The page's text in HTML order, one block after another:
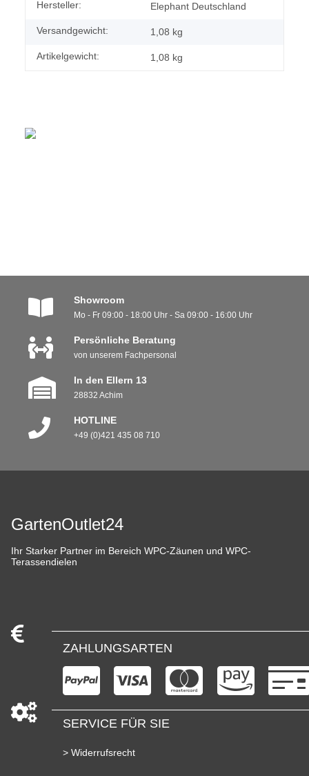
Hersteller: Elephant Deutschland
Versandgewicht: 1,08 kg
Artikelgewicht: 1,08 kg
Showroom
Mo - Fr 09:00 - 18:00 Uhr - Sa 09:00 - 16:00 Uhr
Persönliche Beratung
von unserem Fachpersonal
In den Ellern 13
28832 Achim
HOTLINE
+49 (0)421 435 08 710
GartenOutlet24
Ihr Starker Partner im Bereich WPC-Zäunen und WPC-
Terassendielen
ZAHLUNGSARTEN
SERVICE FÜR SIE
> Widerrufsrecht